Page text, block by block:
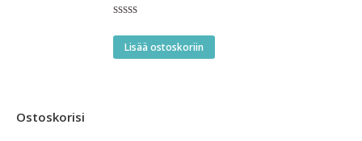
tuotteesta:
4.00/ 5
Lisää ostoskoriin
Ostoskorisi